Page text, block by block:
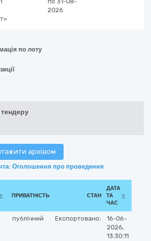
2026
по лоту
архівом
Оголошення про проведення
ПРИВАТНІСТЬ СТАН
ДАТА
ТА
ЧАС
публічний Експортовано:
16-06-
2026,
13:30:11